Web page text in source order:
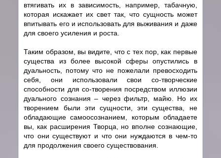
втягивать их в зависимость, например, табачную,
которая искажает их свет так, что сущность может
впитывать его и использовать для выживания и даже
для своего усиления и роста.
Таким образом, вы видите, что с тех пор, как первые
существа из более высокой сферы опустились в
дуальность, потому что не пожелали превосходить
себя, они использовали свои cо-творческие
способности для cо-творения посредством иллюзии
дуального сознания – через фильтр, майю. Но их
творением были эти сущности, эти существа, не
обладающие самоосознанием, которым обладаете
вы, как расширения Творца, но вполне сознающие,
что они существуют и что они нуждаются в чем-то
для продолжения своего существования.